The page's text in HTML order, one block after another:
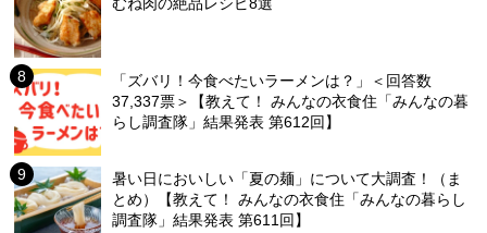
「ズバリ！今食べたいラーメンは？」＜回答数
37,337票＞【教えて！ みんなの衣食住「みんなの暮
らし調査隊」結果発表 第612回】
暑い日においしい「夏の麺」について大調査！（ま
とめ）【教えて！ みんなの衣食住「みんなの暮らし
調査隊」結果発表 第611回】